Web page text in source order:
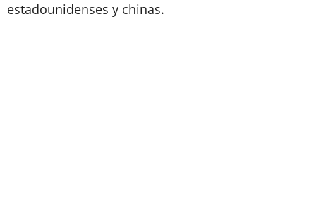
estadounidenses y chinas.